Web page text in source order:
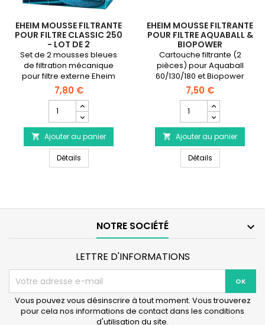
EHEIM MOUSSE FILTRANTE
POUR FILTRE CLASSIC 250
- LOT DE 2
Set de 2 mousses bleues
de filtration mécanique
pour filtre externe Eheim
Classic 250 (Eheim 2213).
7,80 €
quantité
du
produit
EHEIM
Mousse
Filtrante
250
 Ajouter au panier
DétailsEHEIM Mousse Filtrante pour filtre Classic 250 - Lot
EHEIM MOUSSE FILTRANTE
POUR FILTRE AQUABALL &
BIOPOWER
Cartouche filtrante (2
pièces) pour Aquaball
60/130/180 et Biopower
160/200/240
7,50 €
quantité
du
produit
EHEIM
Mousse
Filtrante
&
 Ajouter au panier
DétailsEHEIM
NOTRE SOCIÉTÉ 
LETTRE D'INFORMATIONS
Vous pouvez vous désinscrire à tout moment. Vous trouverez
pour cela nos informations de contact dans les conditions
d'utilisation du site.